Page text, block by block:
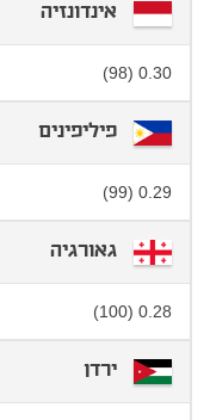
אינדונזיה
0.30 (98)
פיליפינים
0.29 (99)
גאורגיה
0.28 (100)
ירדן